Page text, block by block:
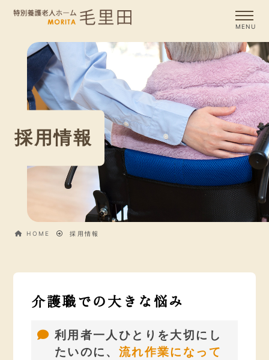
採用情報
HOME 採用情報
介護職での大きな悩み
利用者一人ひとりを大切にし
たいのに、 流れ作業になって